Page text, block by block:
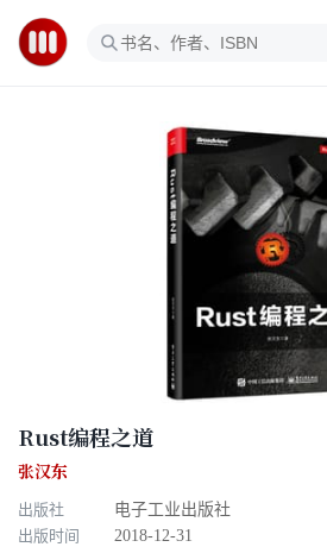
Rust编程之道
张汉东
出版社
电子工业出版社
出版时间
2018-12-31